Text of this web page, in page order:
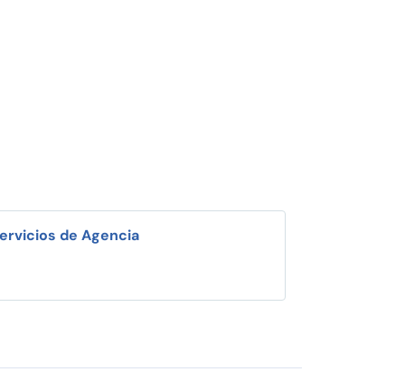
de Agencia